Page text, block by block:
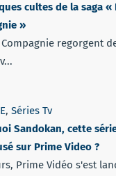
cultes de la saga «
»
regorgent
, Séries Tv
Sandokan, cette
sur Prime Video ?
Prime Vidéo s'est